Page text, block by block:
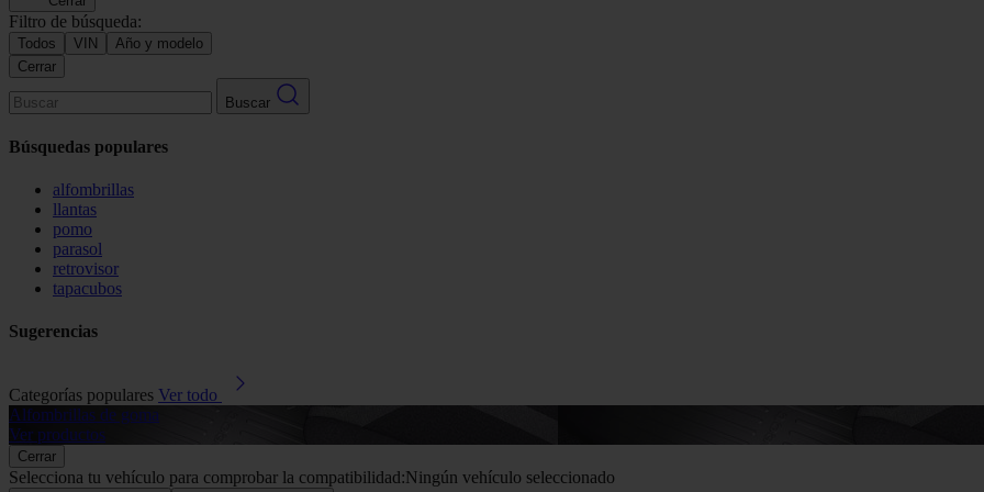
Filtro de búsqueda:
Todos VIN
Año y modelo
Cerrar
Buscar
Búsquedas populares
alfombrillas
llantas
pomo
parasol
retrovisor
tapacubos
Sugerencias
Categorías populares Ver todo
Alfombrillas de goma
Ver productos
Cerrar
Selecciona tu vehículo para comprobar la compatibilidad:Ningún vehículo seleccionado